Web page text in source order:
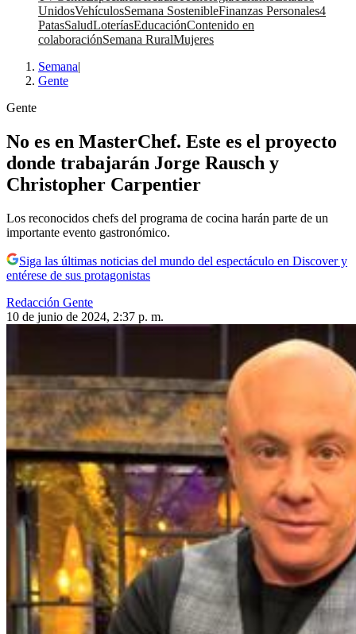
UnidosVehículosSemana SostenibleFinanzas Personales4
PatasSaludLoteríasEducaciónContenido en
colaboraciónSemana RuralMujeres
Semana|
Gente
Gente
No es en MasterChef. Este es el proyecto
donde trabajarán Jorge Rausch y
Christopher Carpentier
Los reconocidos chefs del programa de cocina harán parte de un
importante evento gastronómico.
Siga las últimas noticias del mundo del espectáculo en Discover y
entérese de sus protagonistas
Redacción Gente
10 de junio de 2024, 2:37 p. m.